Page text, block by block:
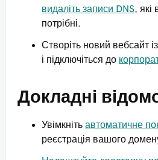
видаліть записи DNS ,
потрібні.
Створіть новий вебсайт із
і підключіться до
Докладні
Увімкніть автоматичне
реєстрація вашого